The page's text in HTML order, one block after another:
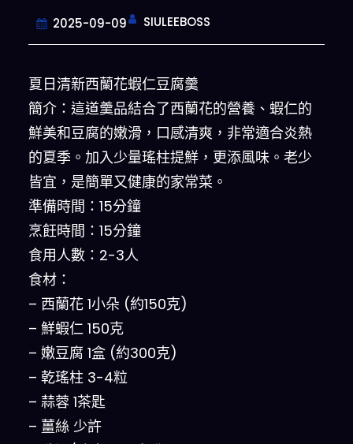
2025-09-09 SIULEEBOSS
夏日清新西蘭花蝦仁豆腐羹
簡介：這道羹品結合了西蘭花的營養、蝦仁的
鮮美和豆腐的嫩滑，口感清爽，非常適合炎熱
的夏季。加入少量瑤柱提鮮，更添風味。老少
皆宜，是簡單又健康的家常菜。
準備時間：15分鐘
烹飪時間：15分鐘
食用人數：2-3人
食材：
– 西蘭花 1小朵 (約150克)
– 鮮蝦仁 150克
– 嫩豆腐 1盒 (約300克)
– 乾瑤柱 3-4粒
– 蒜蓉 1茶匙
– 薑絲 少許